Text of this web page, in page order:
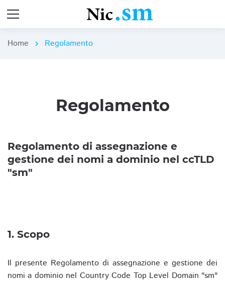
Home chevron_right Regolamento
Regolamento
Regolamento di assegnazione e
gestione dei nomi a dominio nel ccTLD
"sm"
1. Scopo
Il presente Regolamento di assegnazione e gestione dei
nomi a dominio nel Country Code Top Level Domain "sm"